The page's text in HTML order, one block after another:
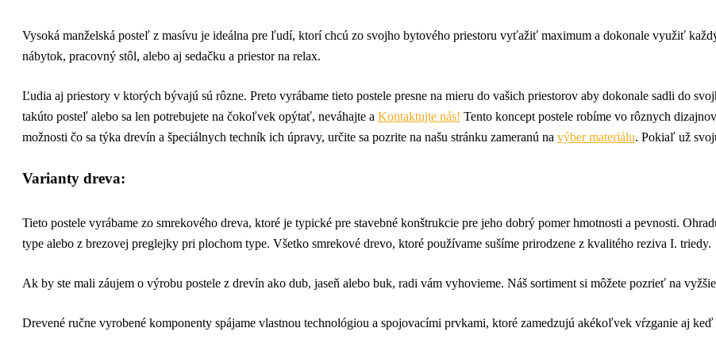
Vysoká manželská posteľ z masívu je ideálna pre ľudí, ktorí chcú zo svojho bytového priestoru vyťažiť maximum a dokonale využiť
nábytok, pracovný stôl, alebo aj sedačku a priestor na relax.
Ľudia aj priestory v ktorých bývajú sú rôzne. Preto vyrábame tieto postele presne na mieru do vašich priestorov aby dokonale sadli do
takúto posteľ alebo sa len potrebujete na čokoľvek opýtať, neváhajte a Kontaktujte nás! Tento koncept postele robíme vo rôznych
možnosti čo sa týka drevín a špeciálnych techník ich úpravy, určite sa pozrite na našu stránku zameranú na výber materiálu. Pokiaľ už
Varianty dreva:
Tieto postele vyrábame zo smrekového dreva, ktoré je typické pre stavebné konštrukcie pre jeho dobrý pomer hmotnosti a pevnosti.
type alebo z brezovej preglejky pri plochom type. Všetko smrekové drevo, ktoré používame sušíme prirodzene z kvalitého reziva I. triedy.
Ak by ste mali záujem o výrobu postele z drevín ako dub, jaseň alebo buk, radi vám vyhovieme. Náš sortiment si môžete pozrieť na
Drevené ručne vyrobené komponenty spájame vlastnou technológiou a spojovacími prvkami, ktoré zamedzujú akékoľvek vŕzganie aj